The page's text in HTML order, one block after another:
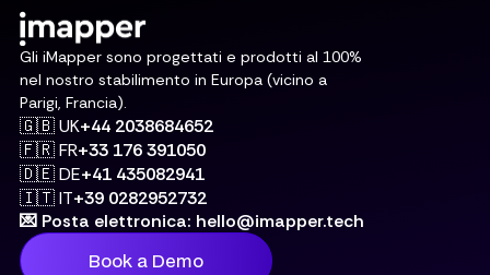
Gli iMapper sono progettati e prodotti al 100%
nel nostro stabilimento in Europa (vicino a
Parigi, Francia).
🇬🇧 UK+44 2038684652
🇫🇷 FR+33 176 391050
🇩🇪 DE+41 435082941
🇮🇹 IT+39 0282952732
💌 Posta elettronica: hello@imapper.tech
Book a Demo